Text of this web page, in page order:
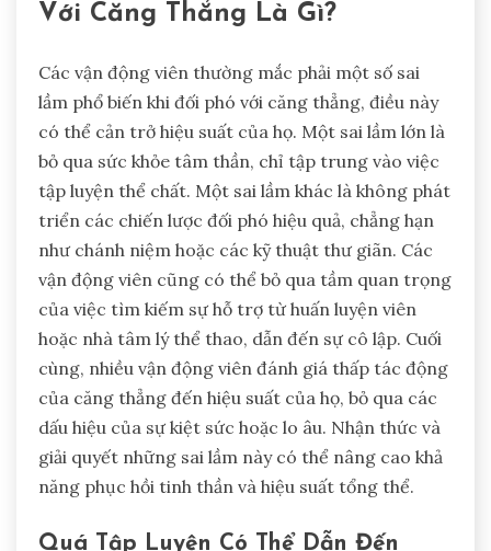
Với Căng Thẳng Là Gì?
Các vận động viên thường mắc phải một số sai
lầm phổ biến khi đối phó với căng thẳng, điều này
có thể cản trở hiệu suất của họ. Một sai lầm lớn là
bỏ qua sức khỏe tâm thần, chỉ tập trung vào việc
tập luyện thể chất. Một sai lầm khác là không phát
triển các chiến lược đối phó hiệu quả, chẳng hạn
như chánh niệm hoặc các kỹ thuật thư giãn. Các
vận động viên cũng có thể bỏ qua tầm quan trọng
của việc tìm kiếm sự hỗ trợ từ huấn luyện viên
hoặc nhà tâm lý thể thao, dẫn đến sự cô lập. Cuối
cùng, nhiều vận động viên đánh giá thấp tác động
của căng thẳng đến hiệu suất của họ, bỏ qua các
dấu hiệu của sự kiệt sức hoặc lo âu. Nhận thức và
giải quyết những sai lầm này có thể nâng cao khả
năng phục hồi tinh thần và hiệu suất tổng thể.
Quá Tập Luyện Có Thể Dẫn Đến